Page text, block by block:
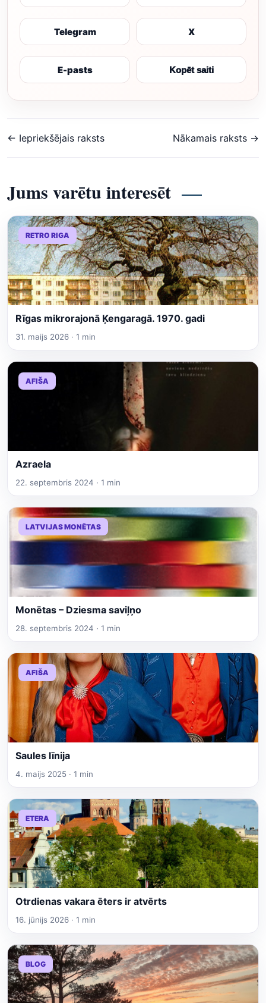
Telegram X
E-pasts Kopēt saiti
← Iepriekšējais raksts Nākamais raksts →
Jums varētu interesēt
RETRO RIGA
Rīgas mikrorajonā Ķengaragā. 1970. gadi
31. maijs 2026 · 1 min
AFIŠA
Azraela
22. septembris 2024 · 1 min
LATVIJAS MONĒTAS
Monētas – Dziesma saviļņo
28. septembris 2024 · 1 min
AFIŠA
Saules līnija
4. maijs 2025 · 1 min
ETERA
Otrdienas vakara ēters ir atvērts
16. jūnijs 2026 · 1 min
BLOG